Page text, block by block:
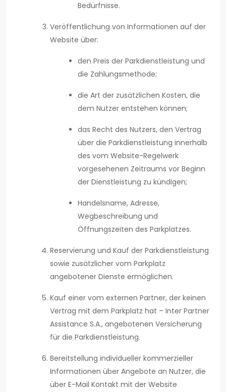
Bedürfnisse.
Veröffentlichung von Informationen auf der
Website über:
den Preis der Parkdienstleistung und
die Zahlungsmethode;
die Art der zusätzlichen Kosten, die
dem Nutzer entstehen können;
das Recht des Nutzers, den Vertrag
über die Parkdienstleistung innerhalb
des vom Website-Regelwerk
vorgesehenen Zeitraums vor Beginn
der Dienstleistung zu kündigen;
Handelsname, Adresse,
Wegbeschreibung und
Öffnungszeiten des Parkplatzes.
Reservierung und Kauf der Parkdienstleistung
sowie zusätzlicher vom Parkplatz
angebotener Dienste ermöglichen.
Kauf einer vom externen Partner, der keinen
Vertrag mit dem Parkplatz hat – Inter Partner
Assistance S.A., angebotenen Versicherung
für die Parkdienstleistung.
Bereitstellung individueller kommerzieller
Informationen über Angebote an Nutzer, die
über E-Mail Kontakt mit der Website